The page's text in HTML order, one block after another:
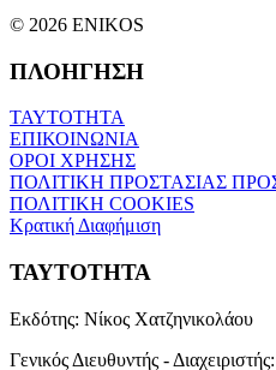
© 2026 ENIKOS
ΠΛΟΗΓΗΣΗ
ΤΑΥΤΟΤΗΤΑ
ΕΠΙΚΟΙΝΩΝΙΑ
ΟΡΟΙ ΧΡΗΣΗΣ
ΠΟΛΙΤΙΚΗ ΠΡΟΣΤΑΣΙΑΣ
ΠΟΛΙΤΙΚΗ COOKIES
Κρατική Διαφήμιση
ΤΑΥΤΟΤΗΤΑ
Εκδότης: Νίκος Χατζηνικολάου
Γενικός Διευθυντής - Διαχειριστής: